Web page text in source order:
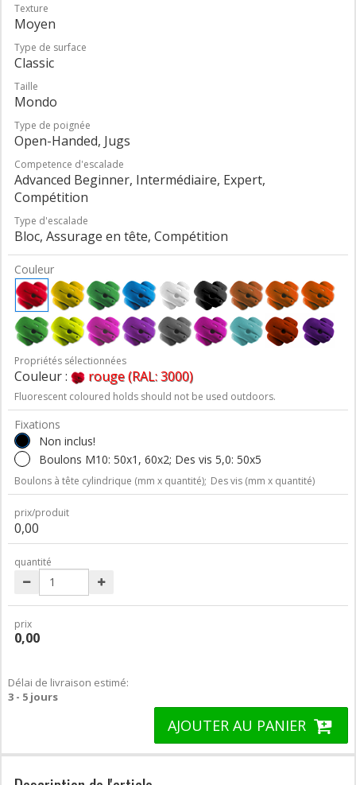
Texture
Moyen
Type de surface
Classic
Taille
Mondo
Type de poignée
Open-Handed, Jugs
Competence d'escalade
Advanced Beginner, Intermédiaire, Expert,
Compétition
Type d'escalade
Bloc, Assurage en tête, Compétition
Couleur
Propriétés sélectionnées
Couleur : rouge (RAL: 3000)
Fluorescent coloured holds should not be used outdoors.
Fixations
Non inclus!
Boulons M10: 50x1, 60x2; Des vis 5,0: 50x5
Boulons à tête cylindrique (mm x quantité); Des vis (mm x quantité)
prix/produit
0,00
quantité
prix
0,00
Délai de livraison estimé:
3 - 5 jours
AJOUTER AU PANIER